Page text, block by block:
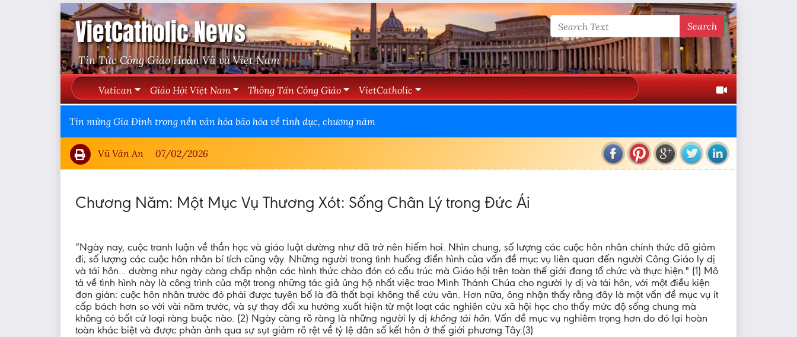
VietCatholic News
Tin Tức Công Giáo Hoàn Vũ và Việt Nam
Search
Vatican Giáo Hội Việt Nam Thông Tấn Công Giáo VietCatholic
Tin mừng Gia Đình trong nền văn hóa bão hòa về tình dục, chương năm
Vũ Văn An 07/02/2026
Chương Năm: Một Mục Vụ Thương Xót: Sống Chân Lý trong Đức Ái
“Ngày nay, cuộc tranh luận về thần học và giáo luật dường như đã trở nên hiếm hoi. Nhìn chung, số lượng các cuộc hôn nhân chính thức đã giảm
đi; số lượng các cuộc hôn nhân bí tích cũng vậy. Những người trong tình huống điển hình của vấn đề mục vụ liên quan đến người Công Giáo ly dị
và tái hôn... dường như ngày càng chấp nhận các hình thức chào đón có cấu trúc mà Giáo hội trên toàn thế giới đang tổ chức và thực hiện." (1) Mô
tả về tình hình này là công trình của một trong những tác giả ủng hộ nhất việc trao Mình Thánh Chúa cho người ly dị và tái hôn, với một điều kiện
đơn giản: cuộc hôn nhân trước đó phải được tuyên bố là đã thất bại không thể cứu vãn. Hơn nữa, ông nhận thấy rằng đây là một vấn đề mục vụ ít
cấp bách hơn so với vài năm trước, và sự thay đổi xu hướng xuất hiện từ một loạt các nghiên cứu xã hội học cho thấy mức độ sống chung mà
không có bất cứ loại ràng buộc nào. (2) Ngày càng rõ ràng là những người ly dị không tái hôn. Vấn đề mục vụ nghiêm trọng hơn do đó lại hoàn
toàn khác biệt và được phản ảnh qua sự sụt giảm rõ rệt về tỷ lệ dân số kết hôn ở thế giới phương Tây.(3)